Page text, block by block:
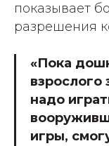
показывает
разрешения
«Пока
взрослого
надо
игры,